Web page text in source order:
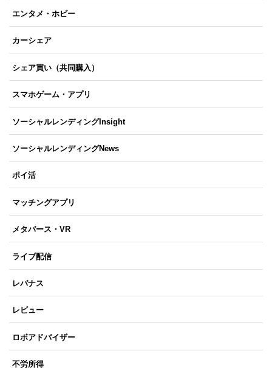
エンタメ・ホビー
カーシェア
シェア買い（共同購入）
スマホゲーム・アプリ
ソーシャルレンディングInsight
ソーシャルレンディングNews
ポイ活
マッチングアプリ
メタバース・VR
ライブ配信
レバナス
レビュー
ロボアドバイザー
不労所得